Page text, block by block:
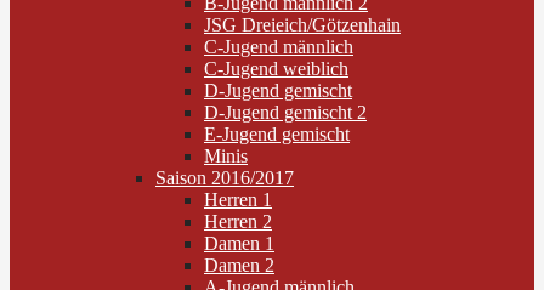
JSG Dreieich/Götzenhain
C-Jugend männlich
C-Jugend weiblich
D-Jugend gemischt
D-Jugend gemischt 2
E-Jugend gemischt
Minis
Saison 2016/2017
Herren 1
Herren 2
Damen 1
Damen 2